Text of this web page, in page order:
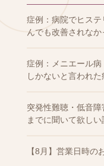
症例：病院でヒス
んでも改善されなか
症例：メニエール
しかないと言われた
突発性難聴・低音
までに聞いて欲しい
【8月】営業日時の